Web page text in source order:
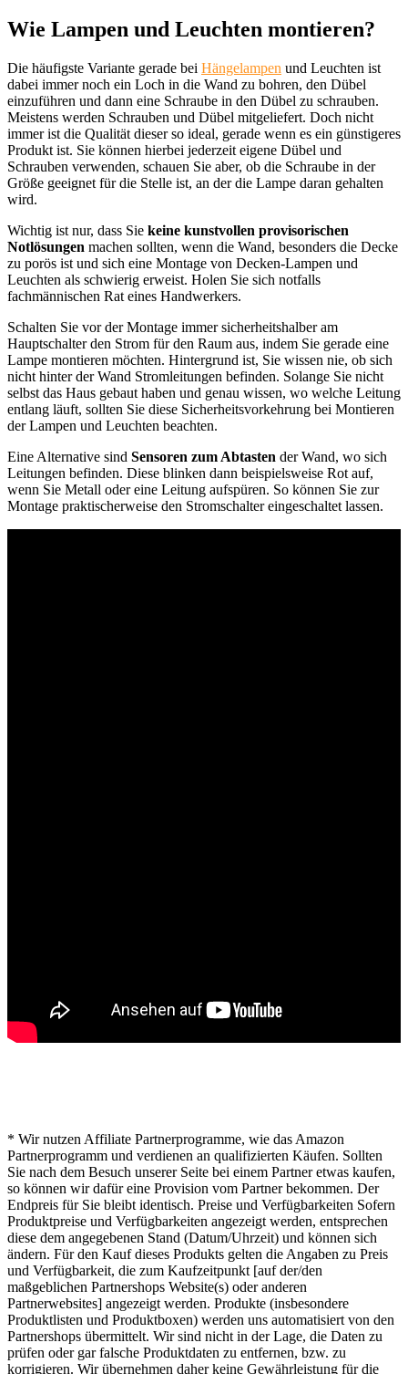
Wie Lampen und Leuchten montieren?
Die häufigste Variante gerade bei Hängelampen und Leuchten ist
dabei immer noch ein Loch in die Wand zu bohren, den Dübel
einzuführen und dann eine Schraube in den Dübel zu schrauben.
Meistens werden Schrauben und Dübel mitgeliefert. Doch nicht
immer ist die Qualität dieser so ideal, gerade wenn es ein günstigeres
Produkt ist. Sie können hierbei jederzeit eigene Dübel und
Schrauben verwenden, schauen Sie aber, ob die Schraube in der
Größe geeignet für die Stelle ist, an der die Lampe daran gehalten
wird.
Wichtig ist nur, dass Sie keine kunstvollen provisorischen
Notlösungen machen sollten, wenn die Wand, besonders die Decke
zu porös ist und sich eine Montage von Decken-Lampen und
Leuchten als schwierig erweist. Holen Sie sich notfalls
fachmännischen Rat eines Handwerkers.
Schalten Sie vor der Montage immer sicherheitshalber am
Hauptschalter den Strom für den Raum aus, indem Sie gerade eine
Lampe montieren möchten. Hintergrund ist, Sie wissen nie, ob sich
nicht hinter der Wand Stromleitungen befinden. Solange Sie nicht
selbst das Haus gebaut haben und genau wissen, wo welche Leitung
entlang läuft, sollten Sie diese Sicherheitsvorkehrung bei Montieren
der Lampen und Leuchten beachten.
Eine Alternative sind Sensoren zum Abtasten der Wand, wo sich
Leitungen befinden. Diese blinken dann beispielsweise Rot auf,
wenn Sie Metall oder eine Leitung aufspüren. So können Sie zur
Montage praktischerweise den Stromschalter eingeschaltet lassen.
* Wir nutzen Affiliate Partnerprogramme, wie das Amazon
Partnerprogramm und verdienen an qualifizierten Käufen. Sollten
Sie nach dem Besuch unserer Seite bei einem Partner etwas kaufen,
so können wir dafür eine Provision vom Partner bekommen. Der
Endpreis für Sie bleibt identisch. Preise und Verfügbarkeiten Sofern
Produktpreise und Verfügbarkeiten angezeigt werden, entsprechen
diese dem angegebenen Stand (Datum/Uhrzeit) und können sich
ändern. Für den Kauf dieses Produkts gelten die Angaben zu Preis
und Verfügbarkeit, die zum Kaufzeitpunkt [auf der/den
maßgeblichen Partnershops Website(s) oder anderen
Partnerwebsites] angezeigt werden. Produkte (insbesondere
Produktlisten und Produktboxen) werden uns automatisiert von den
Partnershops übermittelt. Wir sind nicht in der Lage, die Daten zu
prüfen oder gar falsche Produktdaten zu entfernen, bzw. zu
korrigieren. Wir übernehmen daher keine Gewährleistung für die